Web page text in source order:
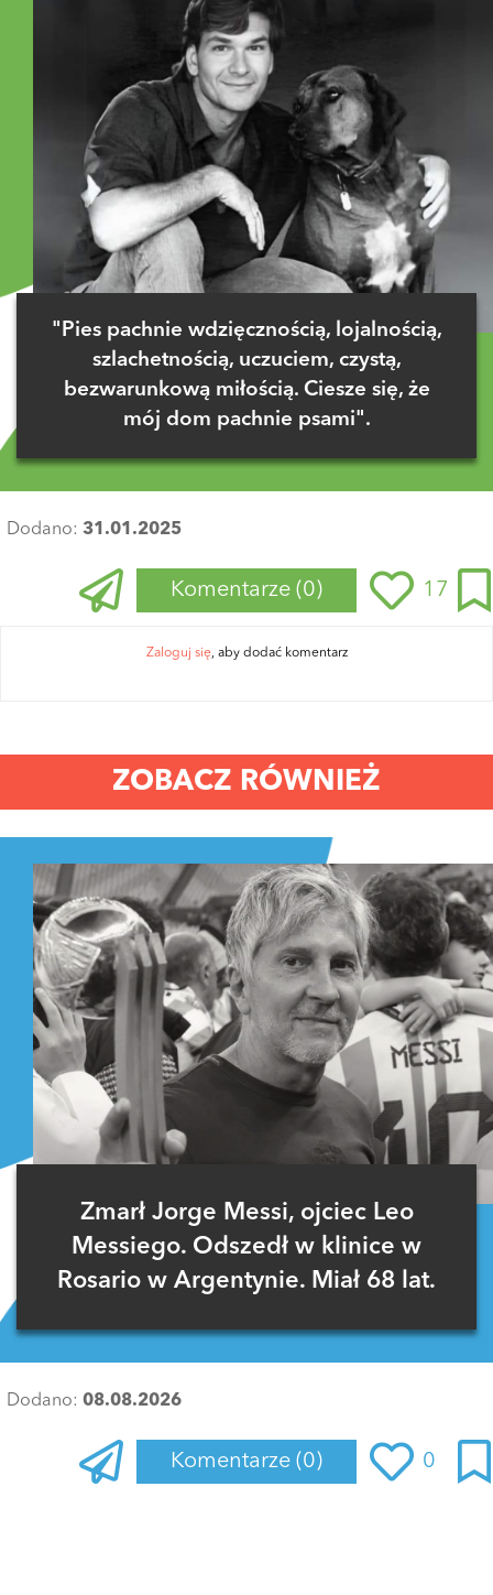
"Pies pachnie wdzięcznością, lojalnością,
szlachetnością, uczuciem, czystą,
bezwarunkową miłością. Ciesze się, że
mój dom pachnie psami".
Dodano: 31.01.2025
Komentarze (0) 17
Zaloguj się, aby dodać komentarz
ZOBACZ RÓWNIEŻ
Zmarł Jorge Messi, ojciec Leo
Messiego. Odszedł w klinice w
Rosario w Argentynie. Miał 68 lat.
Dodano: 08.08.2026
Komentarze (0) 0